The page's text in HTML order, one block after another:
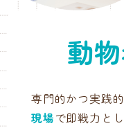
動
専門的かつ実践
現場で即戦力と